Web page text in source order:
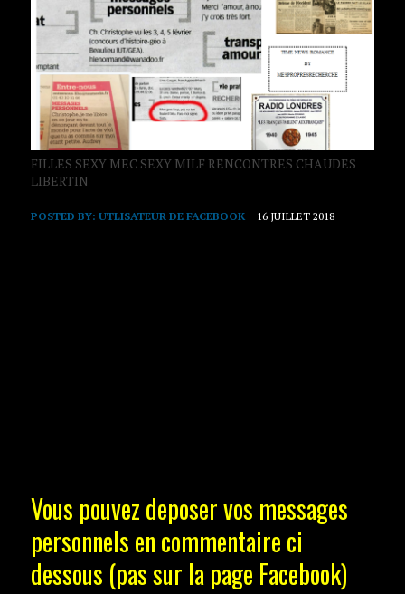
FILLES SEXY MEC SEXY MILF RENCONTRES CHAUDES
LIBERTIN
POSTED BY: UTLISATEUR DE FACEBOOK 16 JUILLET 2018
Vous pouvez deposer vos messages
personnels en commentaire ci
dessous (pas sur la page Facebook)